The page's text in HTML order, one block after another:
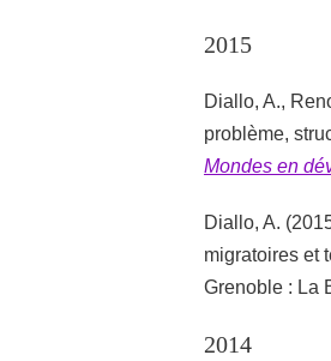
2015
Diallo, A.,
problème,
Mondes en
Diallo, A.
migratoires et
Grenoble : La
2014